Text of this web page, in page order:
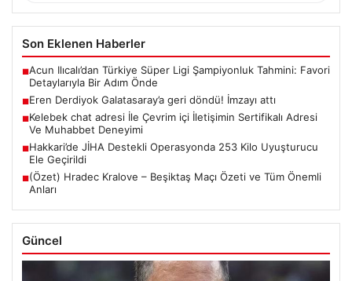
Son Eklenen Haberler
■Acun Ilıcalı’dan Türkiye Süper Ligi Şampiyonluk Tahmini: Favori
Detaylarıyla Bir Adım Önde
■Eren Derdiyok Galatasaray’a geri döndü! İmzayı attı
■Kelebek chat adresi İle Çevrim içi İletişimin Sertifikalı Adresi
Ve Muhabbet Deneyimi
■Hakkari’de JİHA Destekli Operasyonda 253 Kilo Uyuşturucu
Ele Geçirildi
■(Özet) Hradec Kralove – Beşiktaş Maçı Özeti ve Tüm Önemli
Anları
Güncel